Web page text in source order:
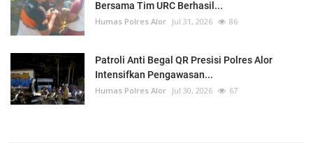
Bersama Tim URC Berhasil...
Humas Polres Alor Jul 31, 2026 86
Patroli Anti Begal QR Presisi Polres Alor
Intensifkan Pengawasan...
Humas Polres Alor Jul 30, 2026 67